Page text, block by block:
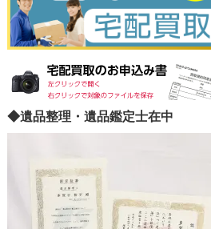
◆遺品整理・遺品鑑定士在中